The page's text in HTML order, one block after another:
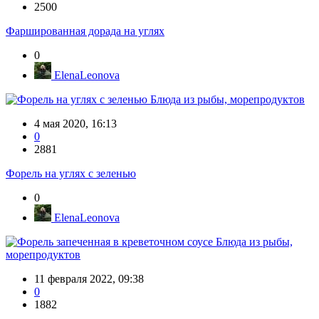
2500
Фаршированная дорада на углях
0
ElenaLeonova
Блюда из рыбы, морепродуктов
4 мая 2020, 16:13
0
2881
Форель на углях с зеленью
0
ElenaLeonova
Блюда из рыбы,
морепродуктов
11 февраля 2022, 09:38
0
1882